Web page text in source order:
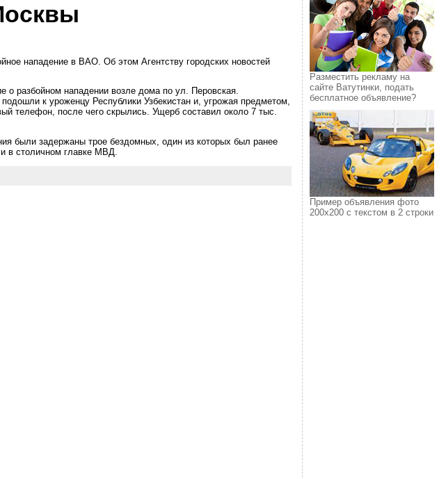
нападение в ВАО. Об этом Агентству городских новостей
о разбойном нападении возле дома по ул. Перовская.
к уроженцу Республики Узбекистан и, угрожая предметом,
телефон, после чего скрылись. Ущерб составил около 7 тыс.
были задержаны трое бездомных, один из которых был ранее
в столичном главке МВД.
Разместить рекламу на
сайте Ватутинки, подать
бесплатное объявление?
Пример объявления фото
200х200 с текстом в 2 строки